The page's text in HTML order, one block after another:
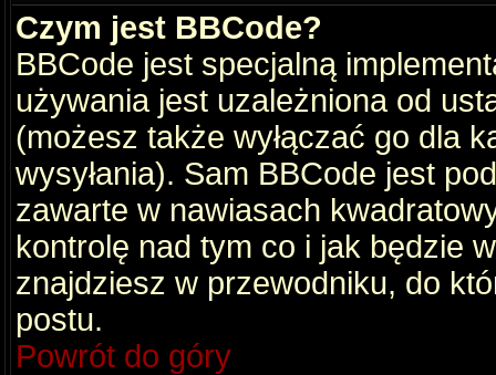
Czym jest BBCode?
BBCode jest specjalną
używania jest uzależniona od
(możesz także wyłączać go dla
wysyłania). Sam BBCode jest
zawarte w nawiasach
kontrolę nad tym co i jak będzie
znajdziesz w przewodniku, do
postu.
Powrót do góry